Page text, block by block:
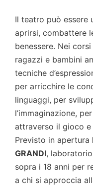
Il teatro può essere
aprirsi, combattere
benessere. Nei
ragazzi e bambini
tecniche
per arricchire le
linguaggi, per
l’immaginazione,
attraverso il gioco e
Previsto in apertura
GRANDI,
sopra i 18 anni per
a chi si approccia